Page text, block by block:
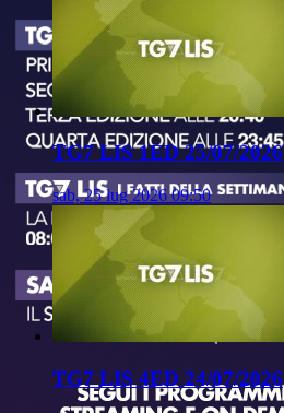
TG7 LIS 1ED 25/07/2026
sab, 25 lug 2026 09:50
TG7 LIS 4ED 24/07/2026